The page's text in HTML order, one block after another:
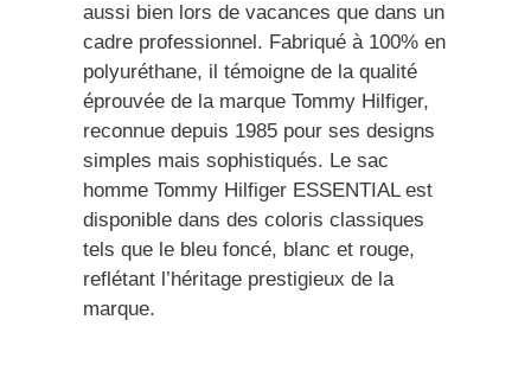
aussi bien lors de vacances que dans un
cadre professionnel. Fabriqué à 100% en
polyuréthane, il témoigne de la qualité
éprouvée de la marque Tommy Hilfiger,
reconnue depuis 1985 pour ses designs
simples mais sophistiqués. Le sac
homme Tommy Hilfiger ESSENTIAL est
disponible dans des coloris classiques
tels que le bleu foncé, blanc et rouge,
reflétant l’héritage prestigieux de la
marque.